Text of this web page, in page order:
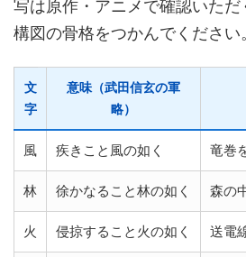
写は原作・アニメで確認いた
構図の骨格をつかんでください
文
字
意味（武田信玄の軍
略）
風 疾きこと風の如く 竜巻
林 徐かなること林の如く 森の
火 侵掠すること火の如く 送電